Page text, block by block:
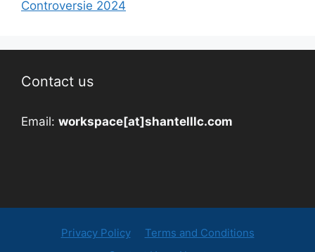
Controversie 2024
Contact us
Email: workspace[at]shantelllc.com
Privacy Policy
Terms and Conditions